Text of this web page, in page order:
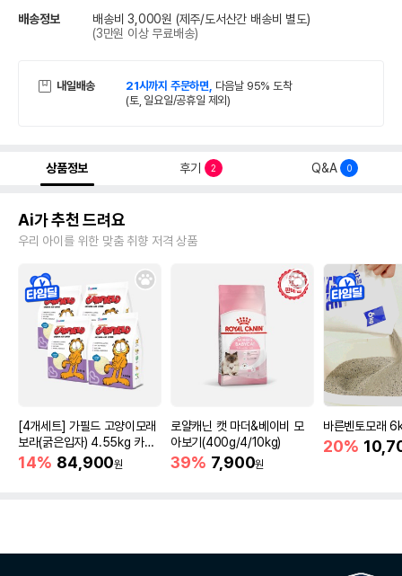
배송정보 배송비 3,000원 (제주/도서산간 배송비 별도)
(3만원 이상 무료배송)
내일배송 21시까지 주문하면, 다음날 95% 도착
(토, 일요일/공휴일 제외)
상품정보 후기 2 Q&A 0
Ai가 추천 드려요
우리 아이를 위한 맞춤 취향 저격 상품
[4개세트] 가필드 고양이모래
보라(굵은입자) 4.55kg 카사
바모래
14% 84,900원
로얄캐닌 캣 마더&베이비 모
아보기(400g/4/10kg)
39% 7,900원
바른벤토모래
20%